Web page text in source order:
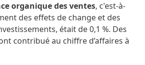
organique des ventes, c'est-à-
des effets de change et des
était de 0,1 %. Des
contribué au chiffre d’affaires à